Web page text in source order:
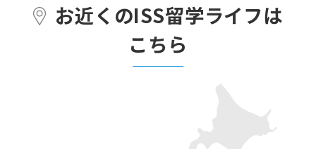
お近くのISS留学ライフは
こちら